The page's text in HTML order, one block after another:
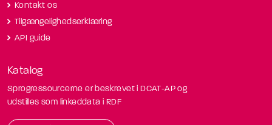
Kontakt os
Tilgængelighedserklæring
API guide
Katalog
Sprogressourcerne er beskrevet i DCAT-AP og
udstilles som linkeddata i RDF